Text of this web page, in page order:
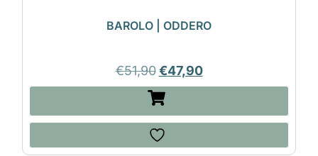
BAROLO | ODDERO
€51,90 €47,90